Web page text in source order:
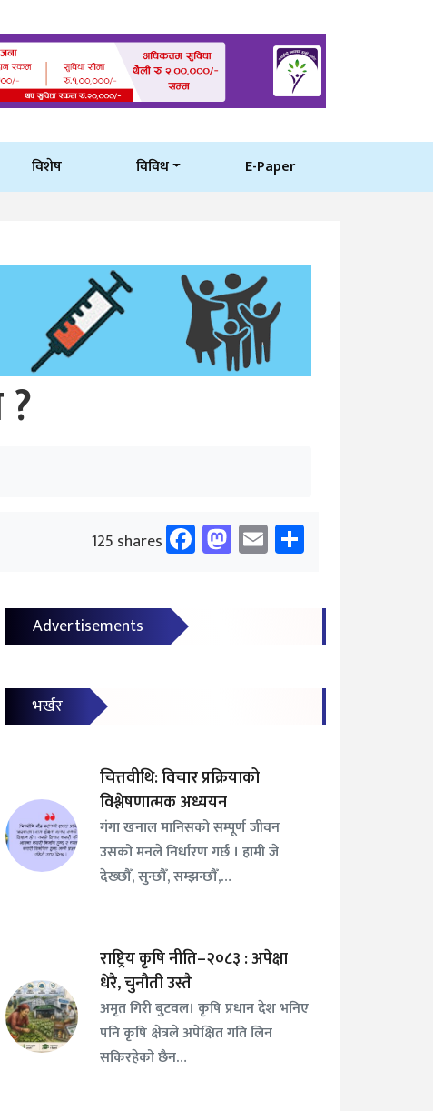
विशेष विविध E-Paper
125 shares Facebook
Mastodon
Email
Advertisements
भर्खर
चित्तवीथि: विचार प्रक्रियाको
विश्लेषणात्मक अध्ययन
गंगा खनाल मानिसको सम्पूर्ण जीवन
उसको मनले निर्धारण गर्छ । हामी जे
देख्छौँ, सुन्छौँ, सम्झन्छौँ,…
राष्ट्रिय कृषि नीति–२०८३ : अपेक्षा
धेरै, चुनौती उस्तै
अमृत गिरी बुटवल। कृषि प्रधान देश भनिए
पनि कृषि क्षेत्रले अपेक्षित गति लिन
सकिरहेको छैन…